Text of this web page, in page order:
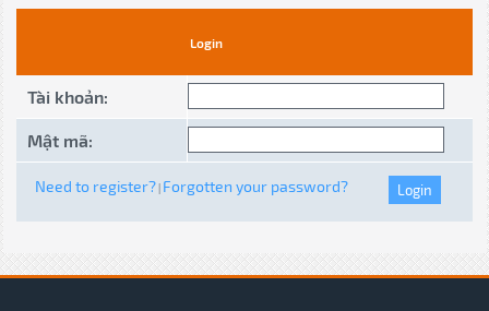
Login
Tài khoản:
Mật mã:
Need to register? Forgotten your password?